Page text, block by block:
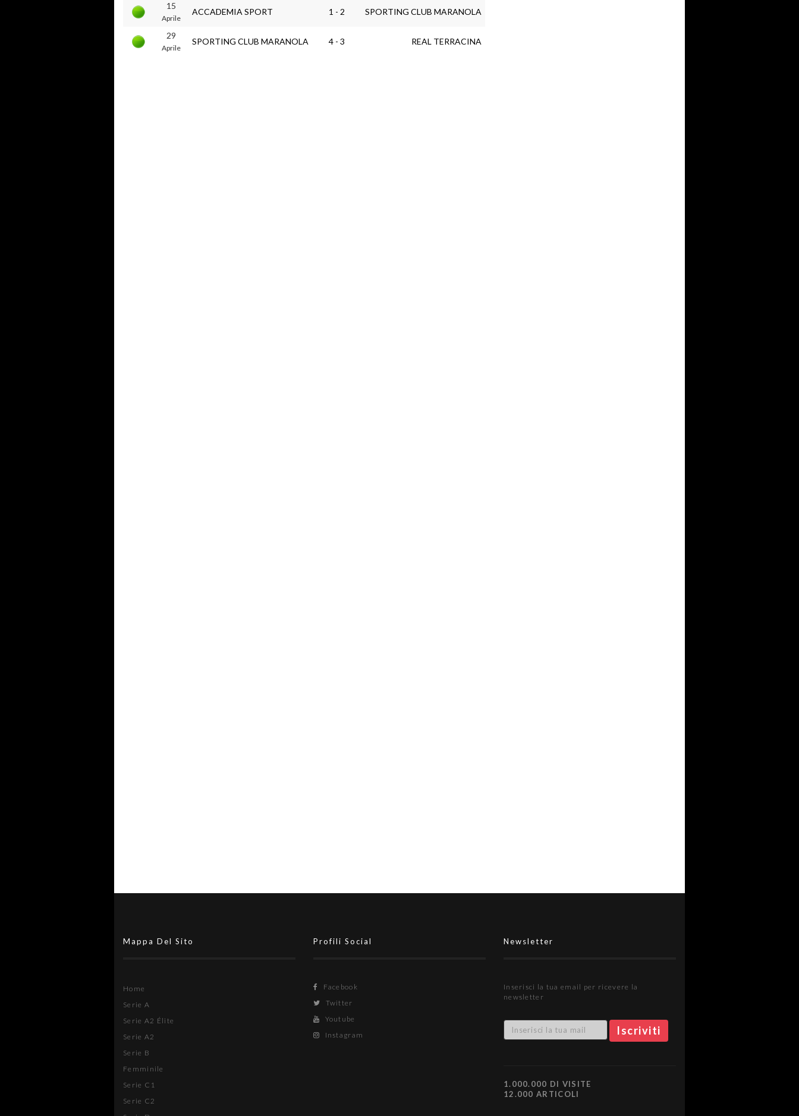
15
Aprile
ACCADEMIA SPORT 1 - 2 SPORTING CLUB MARANOLA
29
Aprile
SPORTING CLUB MARANOLA 4 - 3 REAL TERRACINA
Mappa Del Sito
Home
Serie A
Serie A2 Élite
Serie A2
Serie B
Femminile
Serie C1
Serie C2
Profili Social
Facebook
Twitter
Youtube
Instagram
Newsletter
Inserisci la tua email per ricevere la
newsletter
1.000.000 DI VISITE
12.000 ARTICOLI